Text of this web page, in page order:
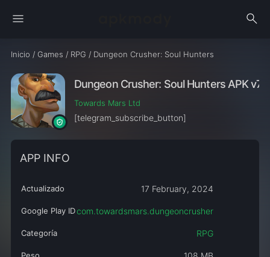
menu search
Inicio / Games / RPG / Dungeon Crusher: Soul Hunters
Dungeon Crusher: Soul Hunters APK
Towards Mars Ltd
[telegram_subscribe_button]
APP INFO
Actualizado 17 February, 2024
Google Play IDcom.towardsmars.dungeoncrusher
Categoría RPG